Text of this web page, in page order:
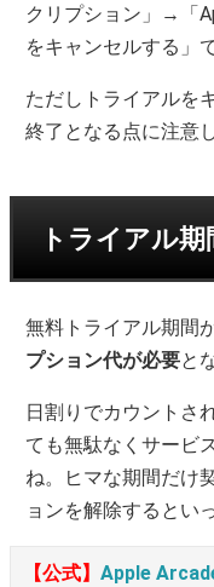
クリプション」→「
をキャンセルする」
ただしトライアルを
終了となる点に注意
トライアル
無料トライアル期間
プション代が必要と
日割りでカウントさ
ても無駄なくサービ
ね。ヒマな期間だけ
ョンを解除するとい
【公式】 Apple